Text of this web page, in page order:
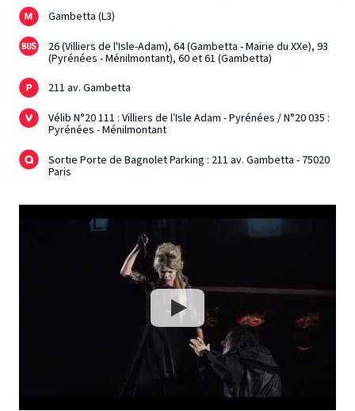
Gambetta (L3)
26 (Villiers de l'Isle-Adam), 64 (Gambetta - Mairie du XXe), 93
(Pyrénées - Ménilmontant), 60 et 61 (Gambetta)
211 av. Gambetta
Vélib N°20 111 : Villiers de l’Isle Adam - Pyrénées / N°20 035 :
Pyrénées - Ménilmontant
Sortie Porte de Bagnolet Parking : 211 av. Gambetta - 75020
Paris